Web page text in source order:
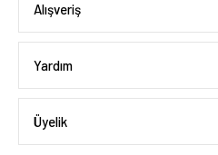
Alışveriş
Yardım
Üyelik